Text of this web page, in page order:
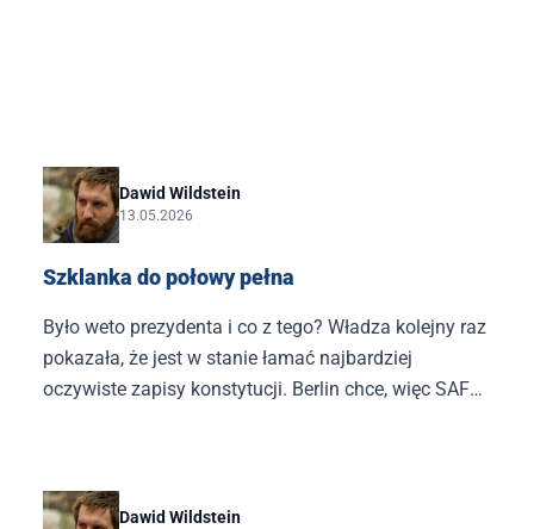
Dawid Wildstein
13.05.2026
Szklanka do połowy pełna
Było weto prezydenta i co z tego? Władza kolejny raz
pokazała, że jest w stanie łamać najbardziej
oczywiste zapisy konstytucji. Berlin chce, więc SAFE
Dawid Wildstein